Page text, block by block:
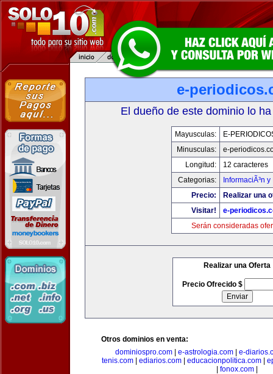
e-
El dueño de este dominio lo
Mayusculas:
E-
Minusculas:
e-
Longitud:
12 caracteres
Categorias:
InformaciÃ³n
Precio:
Realizar una
Visitar!
e-
Serán consideradas
Realizar una Oferta
Precio Ofrecido $
Otros dominios en venta:
dominiospro.com
e-astrologia.com
e-
tenis.com
ediarios.com educacionpolitica.com
fonox.com